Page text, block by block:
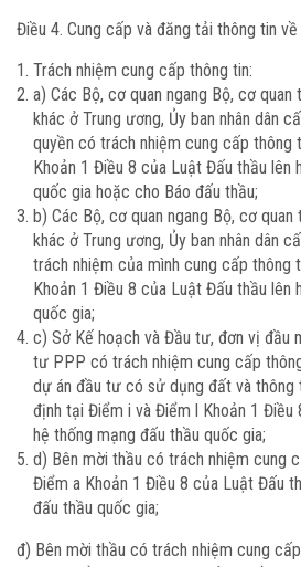
Điều 4. Cung cấp và đăng tải thông tin
Trách nhiệm cung cấp thông tin:
a) Các Bộ, cơ quan ngang Bộ, cơ quan
khác ở Trung ương, Ủy ban nhân dân
quyền có trách nhiệm cung cấp thông
Khoản 1 Điều 8 của Luật Đấu thầu lên
quốc gia hoặc cho Báo đấu thầu;
b) Các Bộ, cơ quan ngang Bộ, cơ quan
khác ở Trung ương, Ủy ban nhân dân
trách nhiệm của mình cung cấp thông
Khoản 1 Điều 8 của Luật Đấu thầu lên
quốc gia;
c) Sở Kế hoạch và Đầu tư, đơn vị đầu
tư PPP có trách nhiệm cung cấp
dự án đầu tư có sử dụng đất và thông
định tại Điểm i và Điểm l Khoản 1 Điều
hệ thống mạng đấu thầu quốc gia;
d) Bên mời thầu có trách nhiệm cung
Điểm a Khoản 1 Điều 8 của Luật Đấu
đấu thầu quốc gia;
đ) Bên mời thầu có trách nhiệm cung